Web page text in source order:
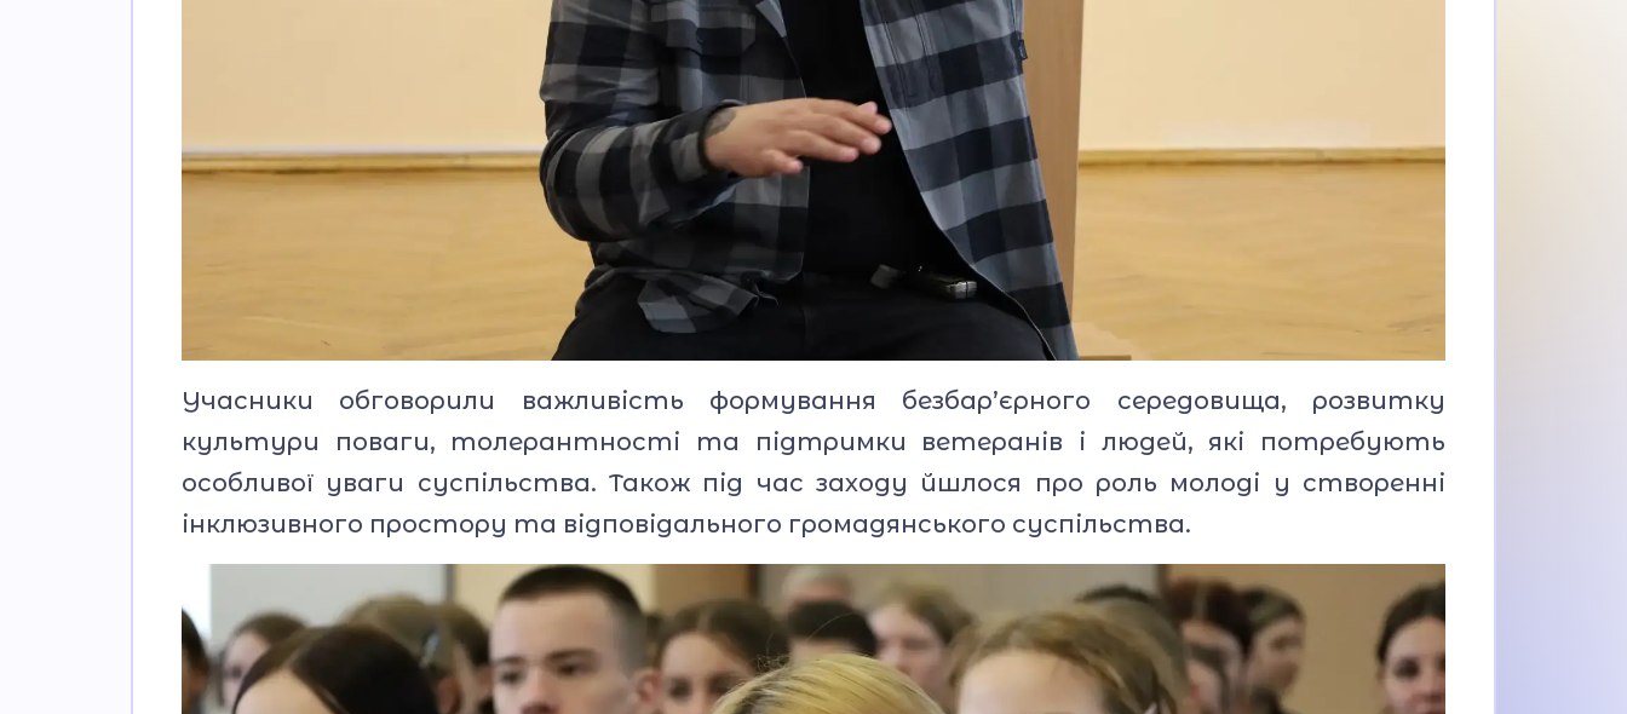
Учасники обговорили важливість формування безбар’єрного середовища, розвитку
культури поваги, толерантності та підтримки ветеранів і людей, які потребують
особливої уваги суспільства. Також під час заходу йшлося про роль молоді у створенні
інклюзивного простору та відповідального громадянського суспільства.